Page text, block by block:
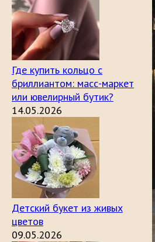
Где купить кольцо с
бриллиантом: масс-маркет
или ювелирный бутик?
14.05.2026
Детский букет из живых
цветов
09.05.2026